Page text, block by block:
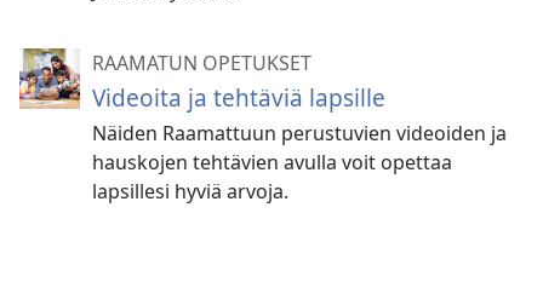
RAAMATUN OPETUKSET
Videoita ja tehtäviä lapsille
Näiden Raamattuun perustuvien videoiden ja
hauskojen tehtävien avulla voit opettaa
lapsillesi hyviä arvoja.